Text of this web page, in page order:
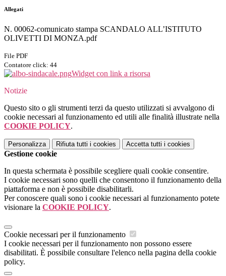
Allegati
N. 00062-comunicato stampa SCANDALO ALL’ISTITUTO
OLIVETTI DI MONZA.pdf
File PDF
Contatore click: 44
Widget con link a risorsa
Notizie
Questo sito o gli strumenti terzi da questo utilizzati si avvalgono di
cookie necessari al funzionamento ed utili alle finalità illustrate nella
COOKIE POLICY.
Personalizza Rifiuta tutti i cookies Accetta tutti i cookies
Gestione cookie
In questa schermata è possibile scegliere quali cookie consentire.
I cookie necessari sono quelli che consentono il funzionamento della
piattaforma e non è possibile disabilitarli.
Per conoscere quali sono i cookie necessari al funzionamento potete
visionare la COOKIE POLICY.
Cookie necessari per il funzionamento
I cookie necessari per il funzionamento non possono essere
disabilitati. È possibile consultare l'elenco nella pagina della cookie
policy.